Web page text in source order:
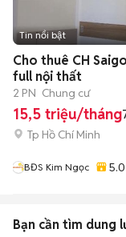
Tin nổi bật
Cho thuê CH
full nội thất
2 PN Chung cư
15,5 triệu/tháng
Tp Hồ Chí Minh
BĐS Kim Ngọc 5.0
Bạn cần tìm dung